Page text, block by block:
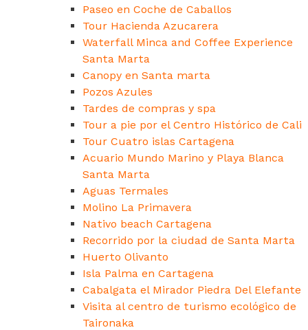
Paseo en Coche de Caballos
Tour Hacienda Azucarera
Waterfall Minca and Coffee Experience
Santa Marta
Canopy en Santa marta
Pozos Azules
Tardes de compras y spa
Tour a pie por el Centro Histórico de Cali
Tour Cuatro islas Cartagena
Acuario Mundo Marino y Playa Blanca
Santa Marta
Aguas Termales
Molino La Primavera
Nativo beach Cartagena
Recorrido por la ciudad de Santa Marta
Huerto Olivanto
Isla Palma en Cartagena
Cabalgata el Mirador Piedra Del Elefante
Visita al centro de turismo ecológico de
Taironaka